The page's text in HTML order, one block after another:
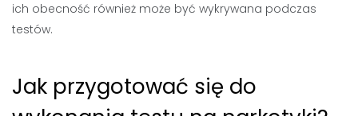
ich obecność również może być wykrywana podczas
testów.
Jak przygotować się do